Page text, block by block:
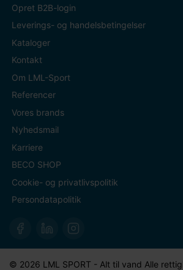
Opret B2B-login
Leverings- og handelsbetingelser
Kataloger
Kontakt
Om LML-Sport
Referencer
Vores brands
Nyhedsmail
Karriere
BECO SHOP
Cookie- og privatlivspolitik
Persondatapolitik
© 2026 LML SPORT - Alt til vand Alle